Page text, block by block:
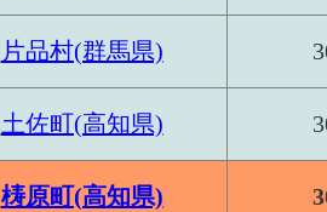
片品村(群馬県)
土佐町(高知県)
梼原町(高知県)